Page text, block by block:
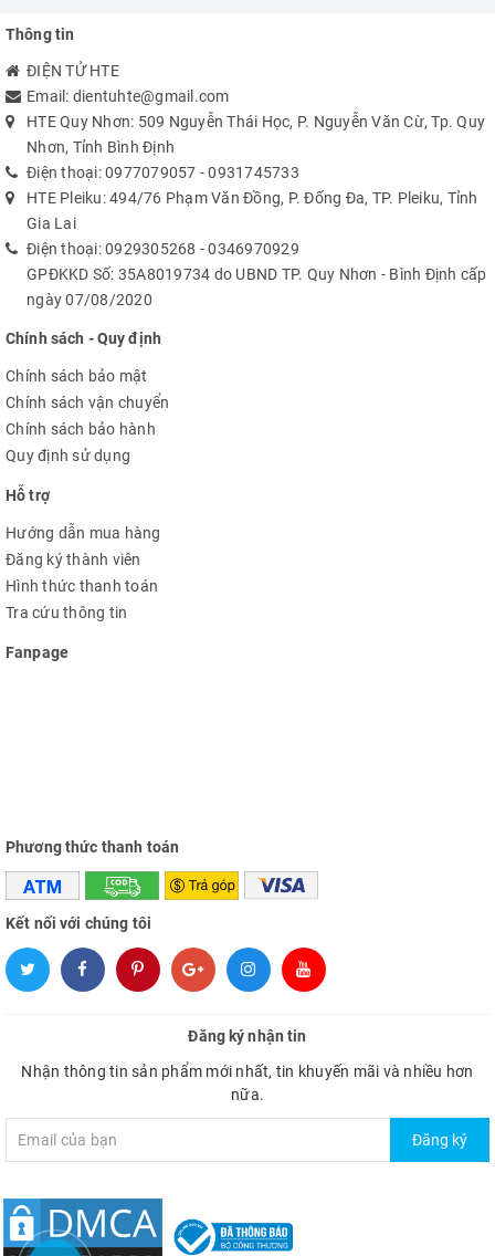
Thông tin
ĐIỆN TỬ HTE
Email: dientuhte@gmail.com
HTE Quy Nhơn: 509 Nguyễn Thái Học, P. Nguyễn Văn Cừ, Tp. Quy
Nhơn, Tỉnh Bình Định
Điện thoại:0977079057 -0931745733
HTE Pleiku: 494/76 Phạm Văn Đồng, P. Đống Đa, TP. Pleiku, Tỉnh
Gia Lai
Điện thoại:0929305268 -0346970929
GPĐKKD Số: 35A8019734 do UBND TP. Quy Nhơn - Bình Định cấp
ngày 07/08/2020
Chính sách - Quy định
Chính sách bảo mật
Chính sách vận chuyển
Chính sách bảo hành
Quy định sử dụng
Hỗ trợ
Hướng dẫn mua hàng
Đăng ký thành viên
Hình thức thanh toán
Tra cứu thông tin
Fanpage
Phương thức thanh toán
Kết nối với chúng tôi
Đăng ký nhận tin
Nhận thông tin sản phẩm mới nhất, tin khuyến mãi và nhiều hơn
nữa.
Đăng ký